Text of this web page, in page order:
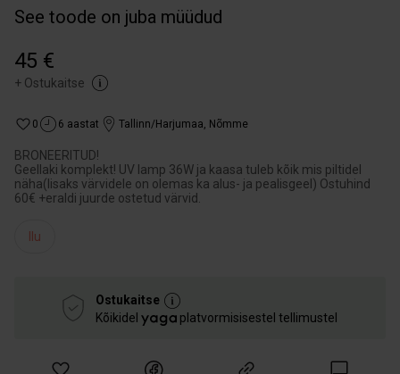
See toode on juba müüdud
45 €
+ Ostukaitse
0 6 aastat Tallinn/Harjumaa, Nõmme
BRONEERITUD!
Geellaki komplekt! UV lamp 36W ja kaasa tuleb kõik mis piltidel
näha(lisaks värvidele on olemas ka alus- ja pealisgeel) Ostuhind
60€ +eraldi juurde ostetud värvid.
Ilu
Ostukaitse
Kõikidel
platvormisisestel tellimustel